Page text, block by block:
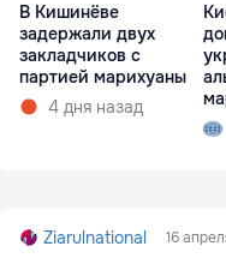
В Кишинёве
задержали двух
закладчиков с
партией марихуаны
4 дня назад
Ziarulnational 16